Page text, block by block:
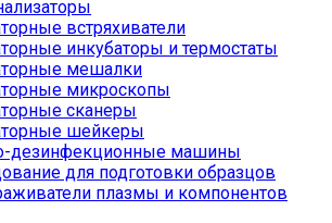
встряхиватели
инкубаторы и термостаты
мешалки
микроскопы
сканеры
шейкеры
дезинфекционные машины
для подготовки образцов
плазмы и компонентов